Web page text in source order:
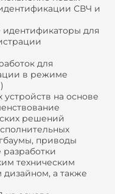
СВЧ и
для
для
в режиме
устройств на основе
решений
приводы
техническим
а также